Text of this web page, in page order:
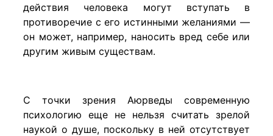
действия человека могут вступать в
противоречие с его истинными желаниями —
он может, например, наносить вред себе или
другим живым существам.
С точки зрения Аюрведы современную
психологию еще не нельзя считать зрелой
наукой о душе, поскольку в ней отсутствует